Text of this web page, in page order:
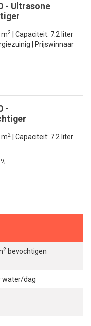
- Ultrasone
m2
| Capaciteit: 7.2 liter
| Prijswinnaar
-
m2
| Capaciteit: 7.2 liter
2 bevochtigen
water/dag